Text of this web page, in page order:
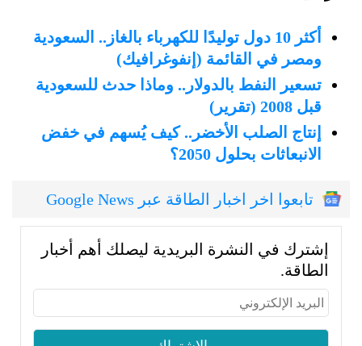
أكثر 10 دول توليدًا للكهرباء بالغاز.. السعودية
ومصر في القائمة (إنفوغرافيك)
تسعير النفط بالدولار.. وماذا حدث للسعودية
قبل 2008 (تقرير)
إنتاج الصلب الأخضر.. كيف يُسهم في خفض
الانبعاثات بحلول 2050؟
تابعوا اخر اخبار الطاقة عبر Google News
إشترك في النشرة البريدية ليصلك أهم أخبار
الطاقة.